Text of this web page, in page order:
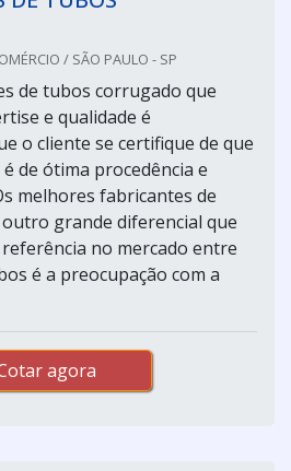
/ SÃO PAULO - SP
de tubos corrugado que
e qualidade é
o cliente se certifique de que
de ótima procedência e
melhores fabricantes de
grande diferencial que
no mercado entre
é a preocupação com a
agora